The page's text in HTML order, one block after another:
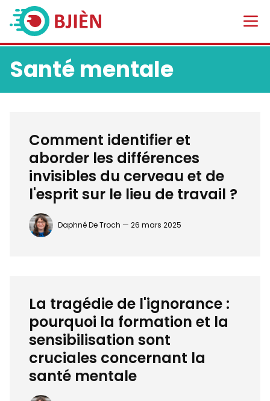
Santé mentale
Comment identifier et
aborder les différences
invisibles du cerveau et de
l'esprit sur le lieu de travail ?
Daphné De Troch — 26 mars 2025
La tragédie de l'ignorance :
pourquoi la formation et la
sensibilisation sont
cruciales concernant la
santé mentale